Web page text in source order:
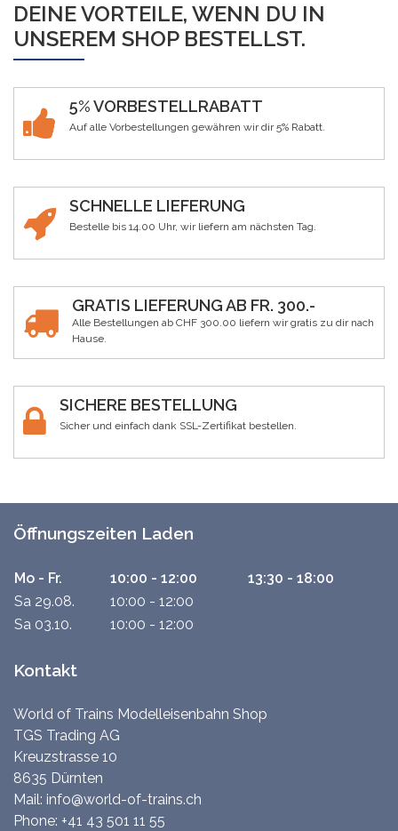
DEINE VORTEILE, WENN DU IN
UNSEREM SHOP BESTELLST.
5% VORBESTELLRABATT
Auf alle Vorbestellungen gewähren wir dir 5% Rabatt.
SCHNELLE LIEFERUNG
Bestelle bis 14.00 Uhr, wir liefern am nächsten Tag.
GRATIS LIEFERUNG AB FR. 300.-
Alle Bestellungen ab CHF 300.00 liefern wir gratis zu dir nach
Hause.
SICHERE BESTELLUNG
Sicher und einfach dank SSL-Zertifikat bestellen.
Öffnungszeiten Laden
Mo - Fr. 10:00 - 12:00
13:30 - 18:00
Sa 29.08.
10:00 - 12:00
Sa 03.10.
10:00 - 12:00
Kontakt
World of Trains Modelleisenbahn Shop
TGS Trading AG
Kreuzstrasse 10
8635 Dürnten
Mail: info@world-of-trains.ch
Phone: +41 43 501 11 55